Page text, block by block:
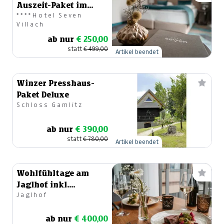
Auszeit-Paket im
Seven
****Hotel Seven
Villach
ab nur € 250,00
statt€ 499,00 Artikel beendet
Winzer Presshaus-
Paket Deluxe
Schloss Gamlitz
ab nur € 390,00
statt€ 780,00 Artikel beendet
Wohlfühltage am
Jaglhof inkl.
Candlelight-Dinner
Jaglhof
ab nur € 400,00